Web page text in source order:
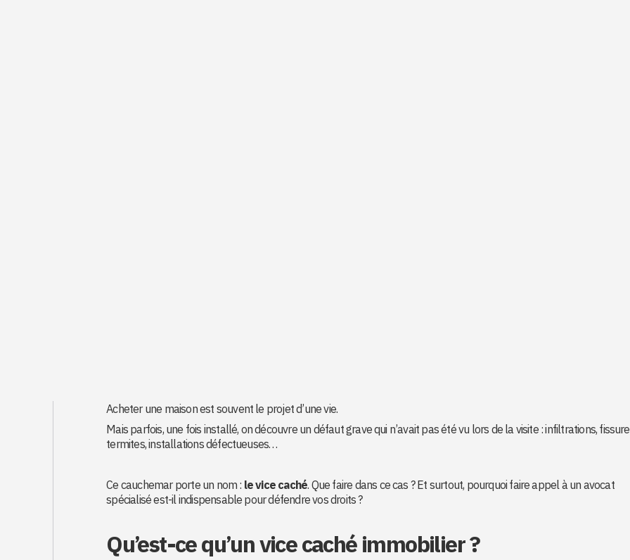
Acheter une maison est souvent le projet d’une vie.
Mais parfois, une fois installé, on découvre un défaut grave qui n’avait pas été vu lors de la visite : infiltrations,
termites, installations défectueuses…
Ce cauchemar porte un nom : le vice caché. Que faire dans ce cas ? Et surtout, pourquoi faire appel à un avocat
spécialisé est-il indispensable pour défendre vos droits ?
Qu’est-ce qu’un vice caché immobilier ?